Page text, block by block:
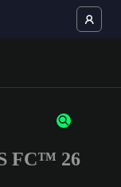
numbers
FC™ 26